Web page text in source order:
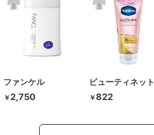
ファンケル
￥2,750
ビューティネット
￥822